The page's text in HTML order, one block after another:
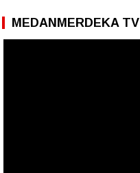
MEDANMERDEKA TV